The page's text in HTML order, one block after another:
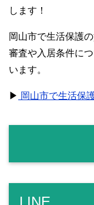
します！
岡山市で生活保護
審査や入居条件に
います。
▶ 岡山市で生活保